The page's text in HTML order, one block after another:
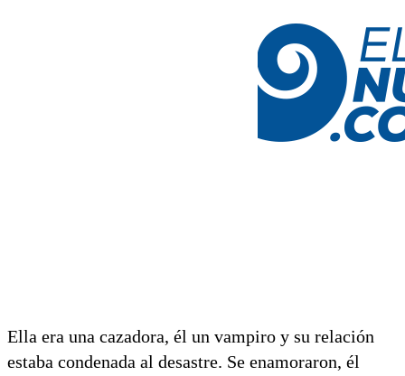
Ella era una cazadora, él un vampiro y su relación
estaba condenada al desastre. Se enamoraron, él